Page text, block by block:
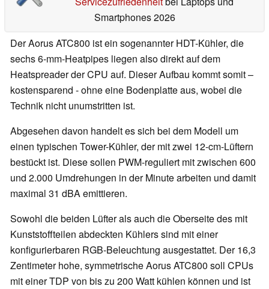
Smartphones 2026
Der Aorus ATC800 ist ein sogenannter HDT-Kühler, die
sechs 6-mm-Heatpipes liegen also direkt auf dem
Heatspreader der CPU auf. Dieser Aufbau kommt somit –
kostensparend - ohne eine Bodenplatte aus, wobei die
Technik nicht unumstritten ist.
Abgesehen davon handelt es sich bei dem Modell um
einen typischen Tower-Kühler, der mit zwei 12-cm-Lüftern
bestückt ist. Diese sollen PWM-reguliert mit zwischen 600
und 2.000 Umdrehungen in der Minute arbeiten und damit
maximal 31 dBA emittieren.
Sowohl die beiden Lüfter als auch die Oberseite des mit
Kunststoffteilen abdeckten Kühlers sind mit einer
konfigurierbaren RGB-Beleuchtung ausgestattet. Der 16,3
Zentimeter hohe, symmetrische Aorus ATC800 soll CPUs
mit einer TDP von bis zu 200 Watt kühlen können und ist